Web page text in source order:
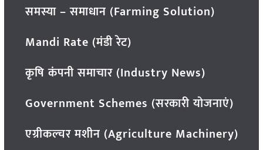
समस्या – समाधान (Farming Solution)
Mandi Rate (मंडी रेट)
कृषि कंपनी समाचार (Industry News)
Government Schemes (सरकारी योजनाएं)
एग्रीकल्चर मशीन (Agriculture Machinery)